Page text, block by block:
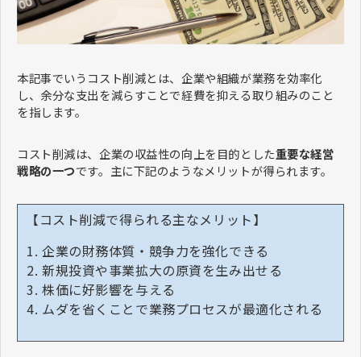
本記事でいうコスト削減とは、企業や組織が業務を効率化
し、余分な支出を減らすことで経費を抑える取り組みのこと
を指します。
コスト削減は、企業の収益性の向上を目的とした重要な経営
戦略の一つです。主に下記のようなメリットが得られます。
【コスト削減で得られる主なメリット】
企業の財務体質・競争力を強化できる
新規投資や事業拡大の原資を生み出せる
株価に好影響を与える
ムダを省くことで業務プロセスが最適化される